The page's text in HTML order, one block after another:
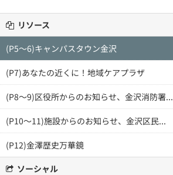
リソース
(P5～6)キャンパスタウン金沢
(P7)あなたの近くに！地域ケアプラザ
(P8～9)区役所からのお知らせ、金沢消防署...
(P10～11)施設からのお知らせ、金沢区民...
(P12)金澤歴史万華鏡
ソーシャル